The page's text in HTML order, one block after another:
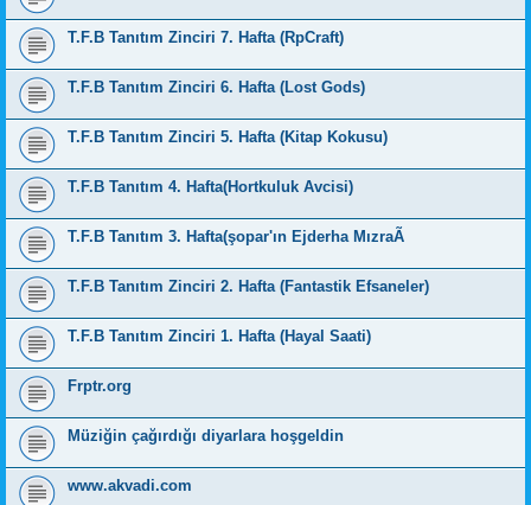
T.F.B Tanıtım Zinciri 7. Hafta (RpCraft)
T.F.B Tanıtım Zinciri 6. Hafta (Lost Gods)
T.F.B Tanıtım Zinciri 5. Hafta (Kitap Kokusu)
T.F.B Tanıtım 4. Hafta(Hortkuluk Avcisi)
T.F.B Tanıtım 3. Hafta(şopar'ın Ejderha MızraÃ
T.F.B Tanıtım Zinciri 2. Hafta (Fantastik Efsaneler)
T.F.B Tanıtım Zinciri 1. Hafta (Hayal Saati)
Frptr.org
Müziğin çağırdığı diyarlara hoşgeldin
www.akvadi.com